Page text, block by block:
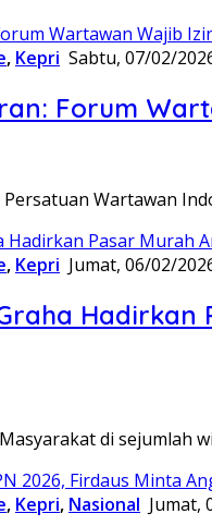
, Kepri Sabtu, 07/02/
Forum
- Persatuan Wartawan
, Kepri Jumat, 06/02/
di sejumlah
, Kepri, Nasional Jumat,